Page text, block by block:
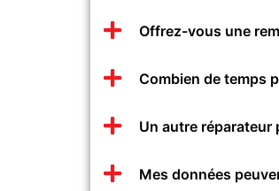
Offrez-vous une
Combien de temps
Un autre réparateur
Mes données